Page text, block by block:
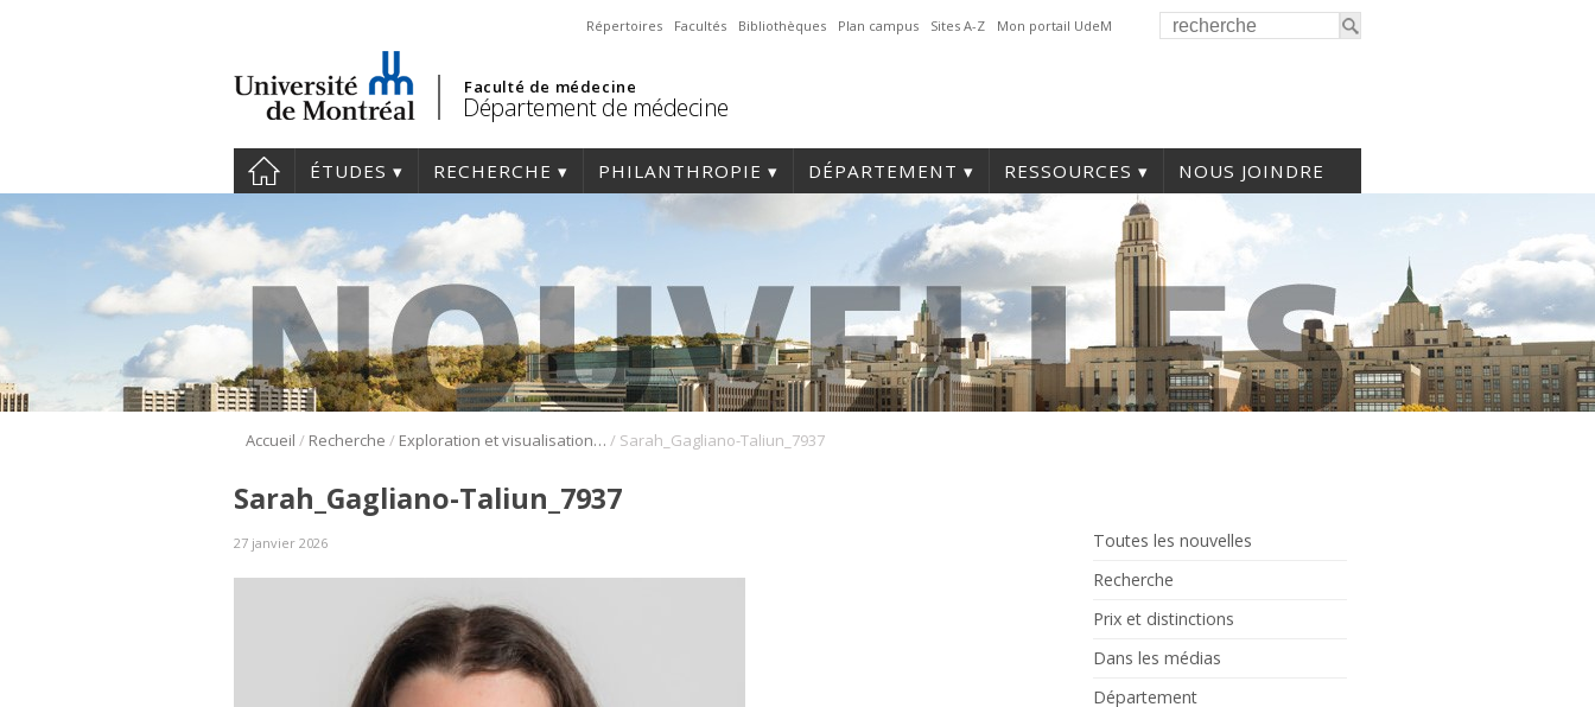
Répertoires Facultés Bibliothèques Plan campus Sites A-Z Mon portail UdeM
Faculté de médecine
Département de médecine
ÉTUDES RECHERCHE PHILANTHROPIE DÉPARTEMENT RESSOURCES NOUS JOINDRE
Accueil / Recherche / Exploration et visualisation des résultats de GWAS stratifiés avec PheWeb2 / Sarah_Gagliano-Taliun_7937
Toutes les nouvelles
Recherche
Prix et distinctions
Dans les médias
Département
Sarah_Gagliano-Taliun_7937
27 janvier 2026